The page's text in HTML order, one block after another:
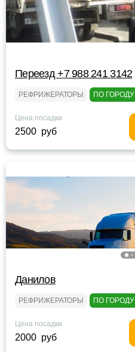
Переезд +7 988 241 3142
РЕФРИЖЕРАТОРЫ ПО ГОРОДУ
Цена посадки
2500 руб
Данилов
РЕФРИЖЕРАТОРЫ ПО ГОРОДУ
Цена посадки
2000 руб